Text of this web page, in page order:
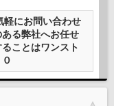
軽にお問い合わせ
る弊社へお任せ
ことはワンスト